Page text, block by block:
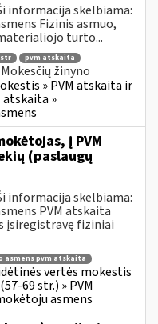
informacija skelbiama:
Fizinis asmuo,
turto...
str
pvm atskaita
Mokesčių žinyno
» PVM atskaita ir
atskaita »
į PVM
(paslaugų
informacija skelbiama:
PVM atskaita
įsiregistravę fiziniai
asmens pvm atskaita
vertės mokestis
69 str.) » PVM
asmens